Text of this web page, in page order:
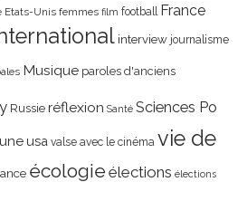
Etats-Unis femmes film football France
interview journalisme
Musique paroles d'anciens
Russie réflexion Santé Sciences Po
usa valse avec le cinéma vie de
écologie élections élections